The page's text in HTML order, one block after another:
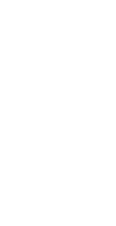
navn, konto,
din Salesforce-